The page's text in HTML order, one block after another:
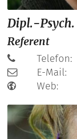
Dipl.-Psych.
Referent
Telefon:
E-Mail:
Web: